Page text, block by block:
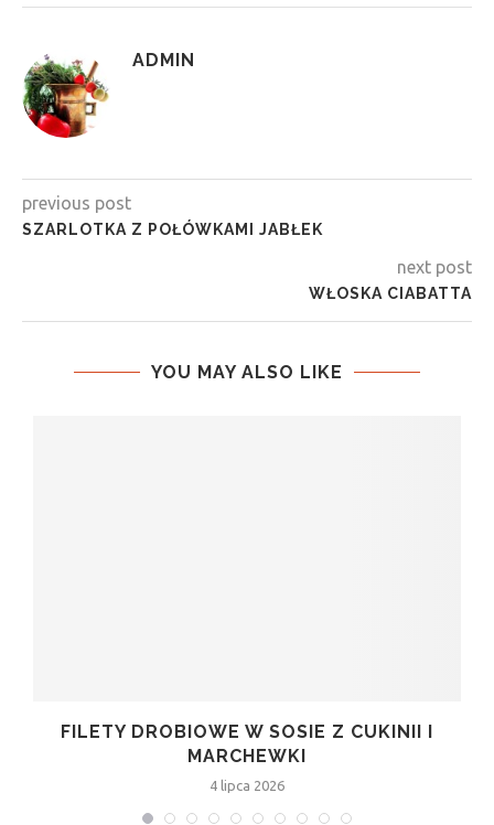
ADMIN
previous post
SZARLOTKA Z POŁÓWKAMI JABŁEK
next post
WŁOSKA CIABATTA
YOU MAY ALSO LIKE
FILETY DROBIOWE W SOSIE Z CUKINII I
MARCHEWKI
4 lipca 2026